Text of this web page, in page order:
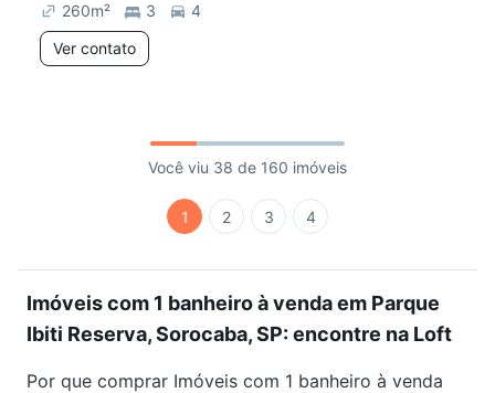
260m² 3
4
Ver contato
Você viu 38 de 160 imóveis
1 2 3 4
Imóveis com 1 banheiro à venda em Parque
Ibiti Reserva, Sorocaba, SP: encontre na Loft
Por que comprar Imóveis com 1 banheiro à venda